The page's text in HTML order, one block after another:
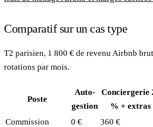
Comparatif sur un cas type
T2 parisien, 1 800 € de revenu Airbnb
rotations par mois.
Poste
Auto-
gestion
Conciergerie
% + extras
Commission
0 € 360 €